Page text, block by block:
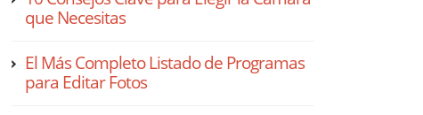
que Necesitas
El Más Completo Listado de Programas
para Editar Fotos